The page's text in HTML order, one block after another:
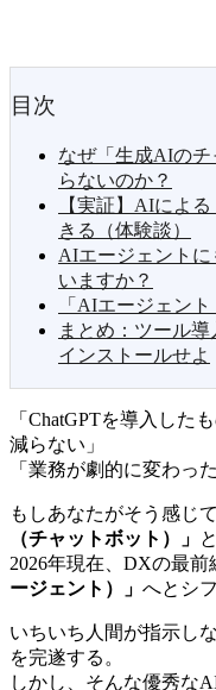
目次
なぜ「生成AIの
らないのか？
【実証】AIによ
きる（体験談）
AIエージェント
いますか？
「AIエージェン
まとめ：ツール
インストールせよ
「ChatGPTを導入した
減らない」
「業務が劇的に変わっ
もしあなたがそう感じ
（チャットボット）」
2026年現在、DXの最前
ージェント）」 へとシ
いちいち人間が指示し
を完遂する。
しかし、そんな優秀な